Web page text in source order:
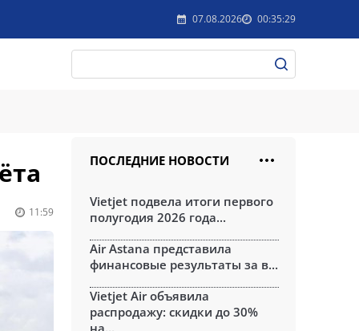
07.08.2026 00:35:29
11:59
ПОСЛЕДНИЕ НОВОСТИ
Vietjet подвела итоги первого
полугодия 2026 года...
Air Astana представила
финансовые результаты за в...
Vietjet Air объявила
распродажу: скидки до 30%
на...